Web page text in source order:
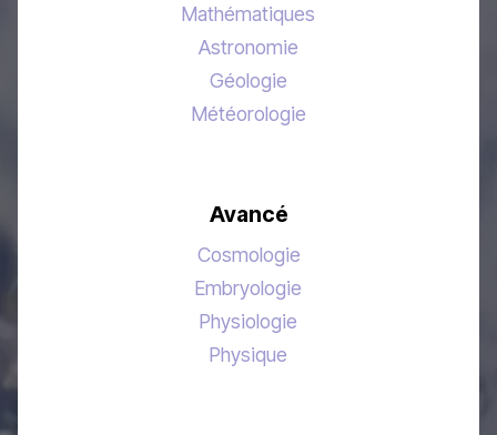
Mathématiques
Astronomie
Géologie
Météorologie
Avancé
Cosmologie
Embryologie
Physiologie
Physique